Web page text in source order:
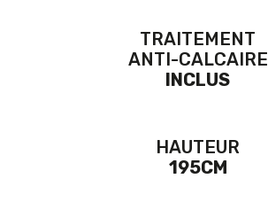
TRAITEMENT
ANTI-CALCAIRE
INCLUS
HAUTEUR
195CM